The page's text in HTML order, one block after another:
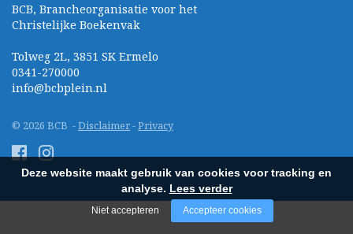
BCB, Brancheorganisatie voor het
Christelijke Boekenvak
Tolweg 2L, 3851 SK Ermelo
0341-270000
info@bcbplein.nl
© 2026 BCB -Disclaimer-Privacy
Deze website maakt gebruik van cookies voor tracking en
analyse. Lees verder
Niet accepteren Accepteer cookies